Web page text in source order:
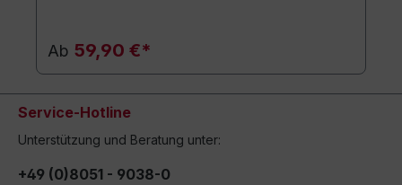
Ab 59,90 €*
Service-Hotline
Unterstützung und Beratung unter:
+49 (0)8051 - 9038-0